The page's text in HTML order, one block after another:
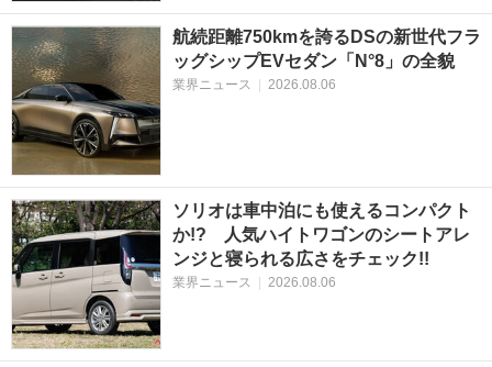
航続距離750kmを誇るDSの新世代フラ
ッグシップEVセダン「N°8」の全貌
業界ニュース 2026.08.06
ソリオは車中泊にも使えるコンパクト
か!? 人気ハイトワゴンのシートアレ
ンジと寝られる広さをチェック!!
業界ニュース 2026.08.06